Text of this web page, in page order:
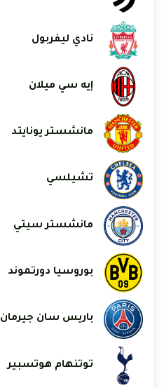
نادي ليفربول
إيه سي ميلان
مانشستر يونايتد
تشيلسي
مانشستر سيتي
بوروسيا دورتموند
باريس سان جيرمان
توتنهام هوتسبير